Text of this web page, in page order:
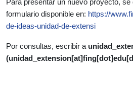
Para presentar un nuevo proyecto, se
formulario disponible en: https://
de-ideas-unidad-de-extensi
Por consultas, escribir a